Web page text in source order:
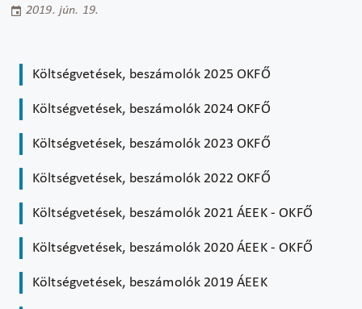
2019. jún. 19.
Költségvetések, beszámolók 2025 OKFŐ
Költségvetések, beszámolók 2024 OKFŐ
Költségvetések, beszámolók 2023 OKFŐ
Költségvetések, beszámolók 2022 OKFŐ
Költségvetések, beszámolók 2021 ÁEEK - OKFŐ
Költségvetések, beszámolók 2020 ÁEEK - OKFŐ
Költségvetések, beszámolók 2019 ÁEEK